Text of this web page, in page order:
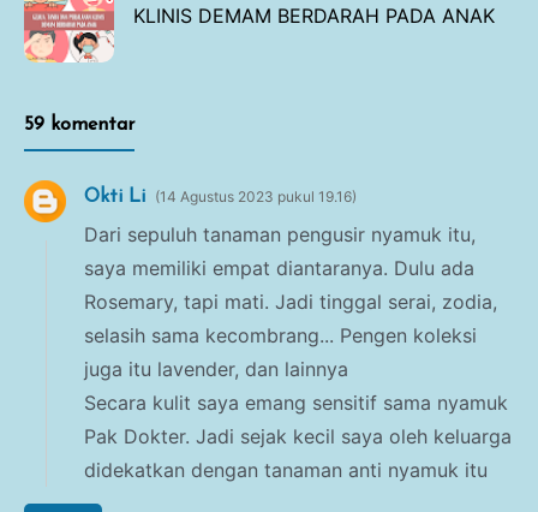
KLINIS DEMAM BERDARAH PADA ANAK
59 komentar
Okti Li 14 Agustus 2023 pukul 19.16
Dari sepuluh tanaman pengusir nyamuk itu,
saya memiliki empat diantaranya. Dulu ada
Rosemary, tapi mati. Jadi tinggal serai, zodia,
selasih sama kecombrang... Pengen koleksi
juga itu lavender, dan lainnya
Secara kulit saya emang sensitif sama nyamuk
Pak Dokter. Jadi sejak kecil saya oleh keluarga
didekatkan dengan tanaman anti nyamuk itu